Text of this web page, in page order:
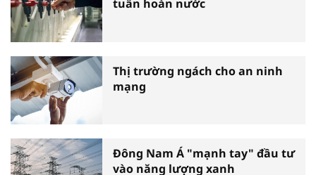
tuần hoàn nước
Thị trường ngách cho an ninh
mạng
Đông Nam Á "mạnh tay" đầu tư
vào năng lượng xanh